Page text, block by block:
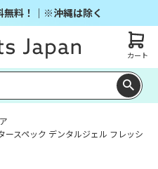
無料！｜※沖縄は除く
カート
ースペック デンタルジェル フレッシ